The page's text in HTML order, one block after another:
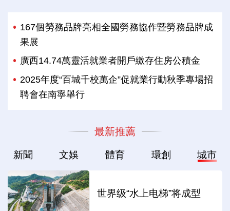
167個勞務品牌亮相全國勞務協作暨勞務品牌成
果展
廣西14.74萬靈活就業者開戶繳存住房公積金
2025年度“百城千校萬企”促就業行動秋季專場招
聘會在南寧舉行
最新推薦
新聞 文娛 體育 環創 城市
世界级“水上电梯”将成型